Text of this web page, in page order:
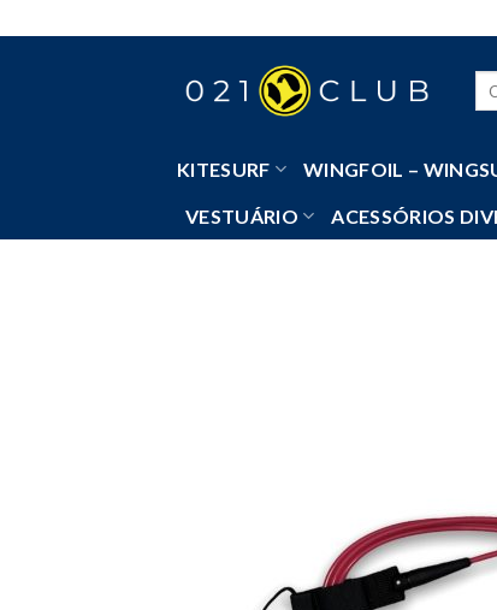
to
KITESURF WINGFOIL –
VESTUÁRIO ACESSÓRIOS